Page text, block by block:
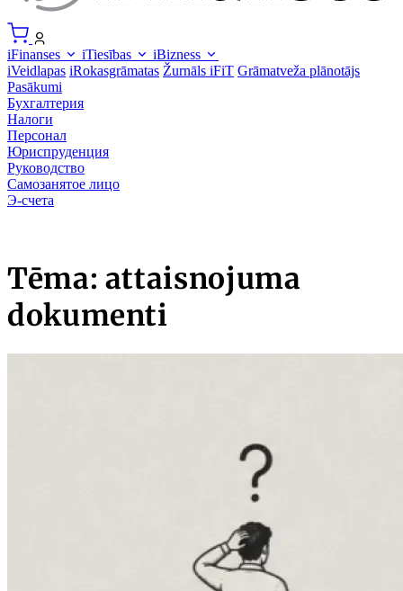
iFinanses iTiesības
iBizness
iVeidlapas iRokasgrāmatas Žurnāls iFiT Grāmatveža plānotājs
Pasākumi
Бухгалтерия
Налоги
Персонал
Юриспруденция
Руководство
Самозанятое лицо
Э-счета
Tēma: attaisnojuma
dokumenti